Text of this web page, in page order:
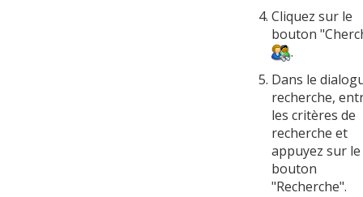
Cliquez sur le
bouton
.
Dans le
recherche,
les critères de
recherche et
appuyez sur le
bouton
"Recherche".